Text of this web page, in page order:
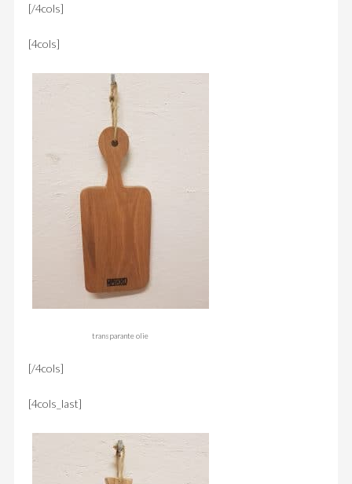
[/4cols]
[4cols]
transparante olie
[/4cols]
[4cols_last]